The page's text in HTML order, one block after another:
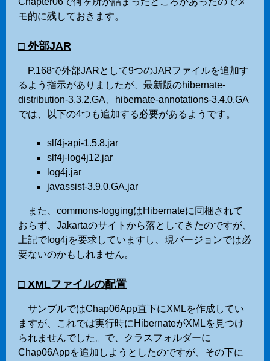
モ的に残しておきます。
□ 外部JAR
P.168で外部JARとして9つのJARファイルを追加す
るよう指示がありましたが、最新版のhibernate-
distribution-3.3.2.GA、hibernate-annotations-3.4.0.GA
では、以下の4つも追加する必要があるようです。
slf4j-api-1.5.8.jar
slf4j-log4j12.jar
log4j.jar
javassist-3.9.0.GA.jar
また、commons-loggingはHibernateに同梱されて
おらず、Jakartaのサイトから落としてきたのですが、
上記でlog4jを要求していますし、現バージョンでは必
要ないのかもしれません。
□ XMLファイルの配置
サンプルではChap06App直下にXMLを作成してい
ますが、これでは実行時にHibernateがXMLを見つけ
られませんでした。で、クラスフォルダーに
Chap06Appを追加しようとしたのですが、その下に